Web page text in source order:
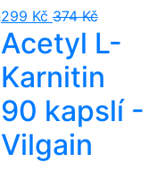
299 Kč 374 Kč
Acetyl L-
Karnitin
90 kapslí -
Vilgain